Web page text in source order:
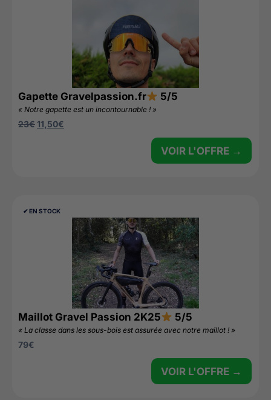
Gapette Gravelpassion.fr 5/5
« Notre gapette est un incontournable ! »
23€11,50€
VOIR L'OFFRE →
✔︎ EN STOCK
Maillot Gravel Passion 2K25 5/5
« La classe dans les sous-bois est assurée avec notre maillot ! »
79€
VOIR L'OFFRE →